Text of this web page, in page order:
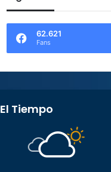
62.621
Fans
El Tiempo